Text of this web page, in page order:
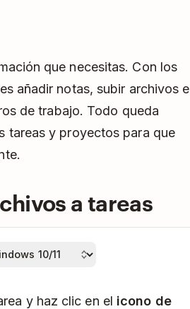
que necesitas. Con los
añadir notas, subir archivos e
de trabajo. Todo queda
tareas y proyectos para que
a tareas
y haz clic en el icono de